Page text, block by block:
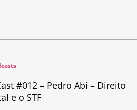
#012 – Pedro Abi – Direito
e o STF